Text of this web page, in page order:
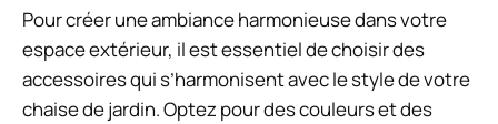
Pour créer une ambiance harmonieuse dans votre
espace extérieur, il est essentiel de choisir des
accessoires qui s’harmonisent avec le style de votre
chaise de jardin. Optez pour des couleurs et des